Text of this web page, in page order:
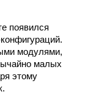
появился
модулями,
малых
этому